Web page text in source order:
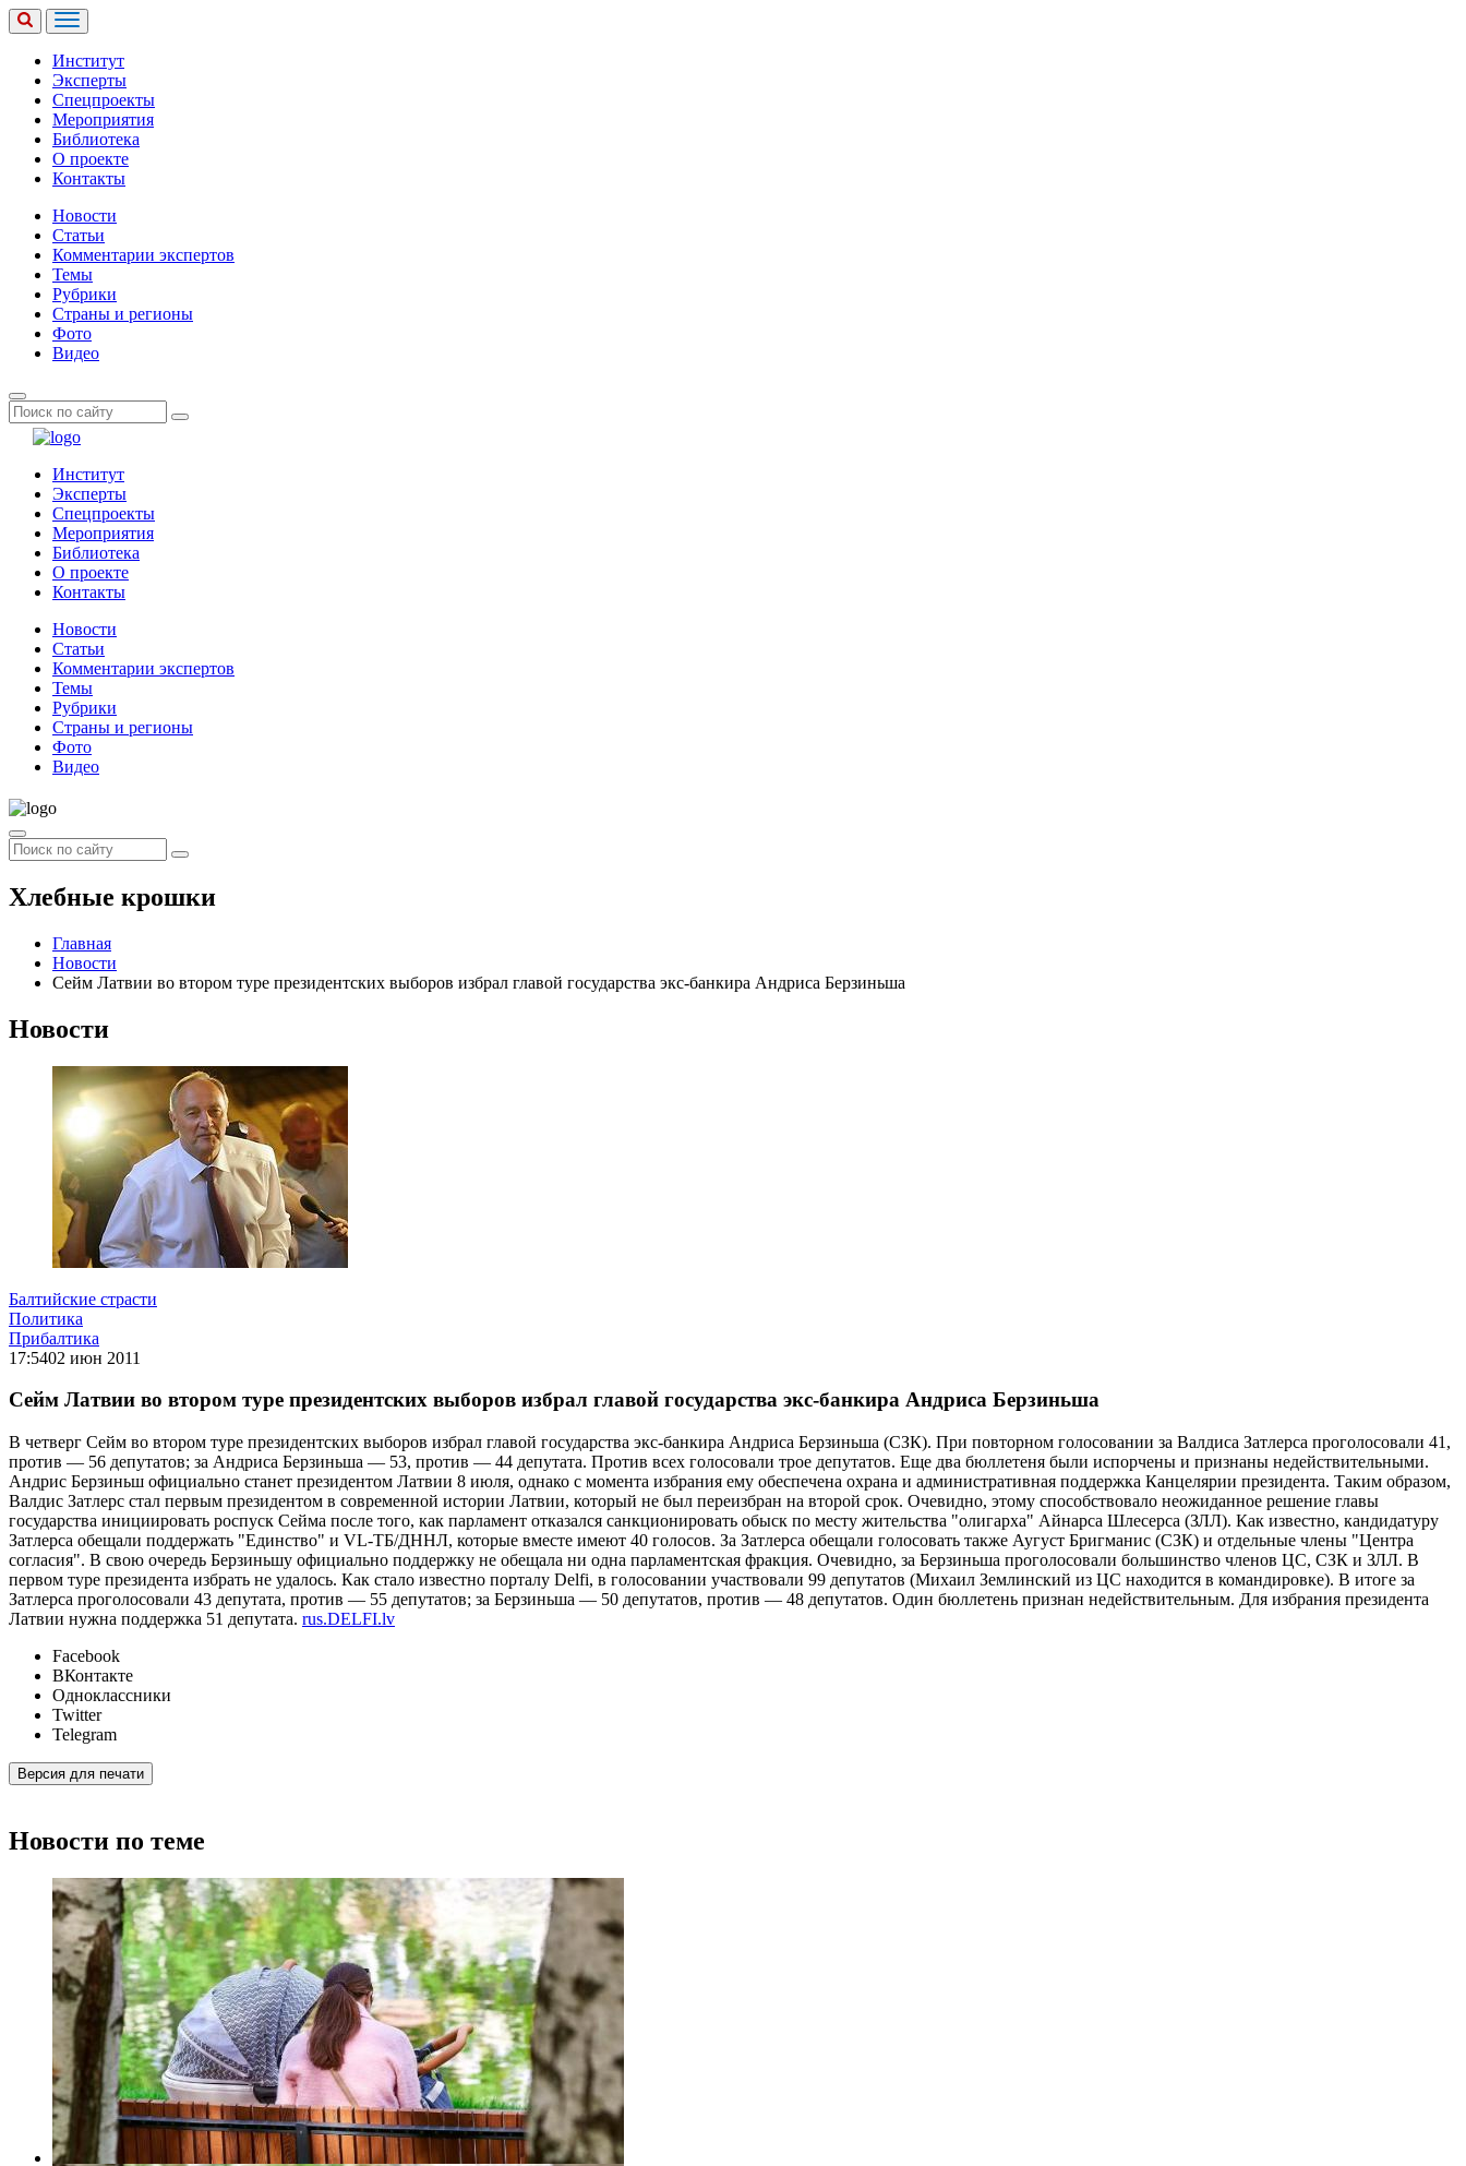
Институт
Эксперты
Спецпроекты
Мероприятия
Библиотека
О проекте
Контакты
Новости
Статьи
Комментарии экспертов
Темы
Рубрики
Страны и регионы
Фото
Видео
Институт
Эксперты
Спецпроекты
Мероприятия
Библиотека
О проекте
Контакты
Новости
Статьи
Комментарии экспертов
Темы
Рубрики
Страны и регионы
Фото
Видео
Хлебные крошки
Главная
Новости
Сейм Латвии во втором туре президентских выборов избрал главой государства экс-банкира Андриса Берзиньша
Новости
Балтийские страсти
Политика
Прибалтика
17:5402 июн 2011
Сейм Латвии во втором туре президентских выборов избрал главой государства экс-банкира Андриса Берзиньша
В четверг Сейм во втором туре президентских выборов избрал главой государства экс-банкира Андриса Берзиньша (СЗК). При повторном голосовании за Валдиса Затлерса проголосовали 41,
против — 56 депутатов; за Андриса Берзиньша — 53, против — 44 депутата. Против всех голосовали трое депутатов. Еще два бюллетеня были испорчены и признаны недействительными.
Андрис Берзиньш официально станет президентом Латвии 8 июля, однако с момента избрания ему обеспечена охрана и административная поддержка Канцелярии президента. Таким образом,
Валдис Затлерс стал первым президентом в современной истории Латвии, который не был переизбран на второй срок. Очевидно, этому способствовало неожиданное решение главы
государства инициировать роспуск Сейма после того, как парламент отказался санкционировать обыск по месту жительства "олигарха" Айнарса Шлесерса (ЗЛЛ). Как известно, кандидатуру
Затлерса обещали поддержать "Единство" и VL-ТБ/ДННЛ, которые вместе имеют 40 голосов. За Затлерса обещали голосовать также Аугуст Бригманис (СЗК) и отдельные члены "Центра
согласия". В свою очередь Берзиньшу официально поддержку не обещала ни одна парламентская фракция. Очевидно, за Берзиньша проголосовали большинство членов ЦС, СЗК и ЗЛЛ. В
первом туре президента избрать не удалось. Как стало известно порталу Delfi, в голосовании участвовали 99 депутатов (Михаил Землинский из ЦС находится в командировке). В итоге за
Затлерса проголосовали 43 депутата, против — 55 депутатов; за Берзиньша — 50 депутатов, против — 48 депутатов. Один бюллетень признан недействительным. Для избрания президента
Латвии нужна поддержка 51 депутата. rus.DELFI.lv
Facebook
ВКонтакте
Одноклассники
Twitter
Telegram
Версия для печати
Новости по теме